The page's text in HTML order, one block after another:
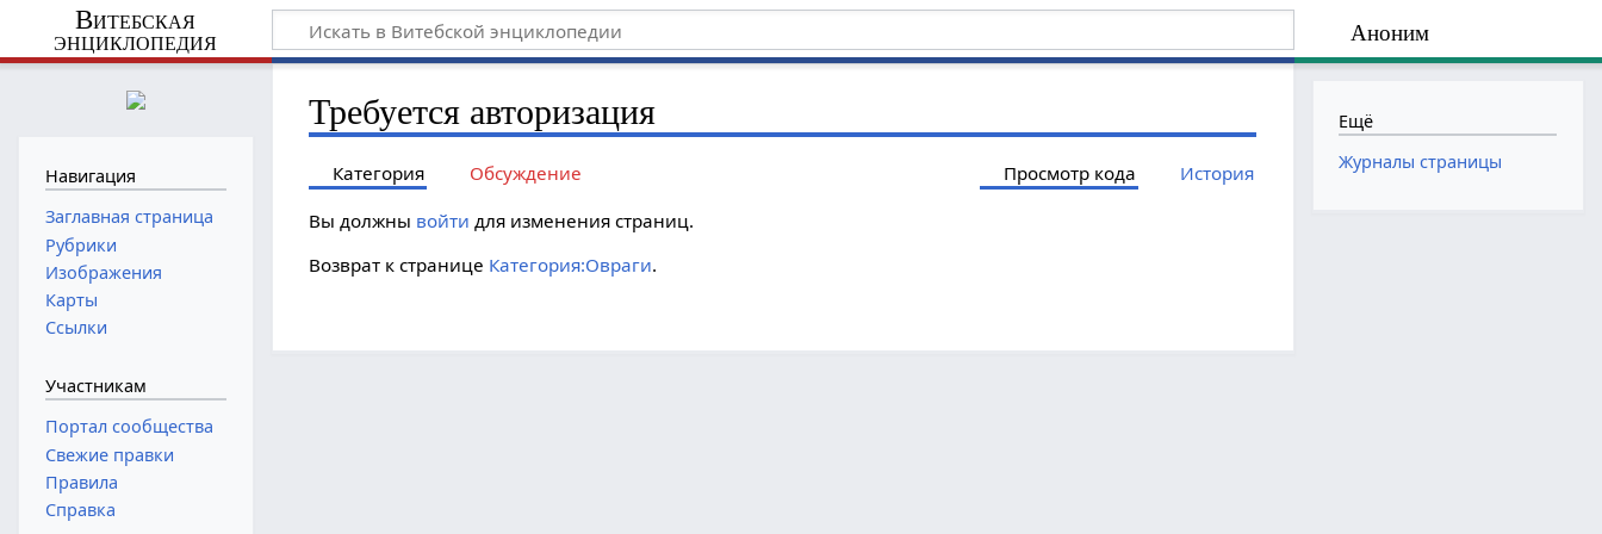
Аноним
Витебская
энциклопедия
Требуется авторизация
Категория Обсуждение Просмотр кода История
Вы должны войти для изменения страниц.
Возврат к странице Категория:Овраги.
Навигация
Заглавная страница
Рубрики
Изображения
Карты
Ссылки
Участникам
Портал сообщества
Свежие правки
Правила
Справка
Ещё
Журналы страницы